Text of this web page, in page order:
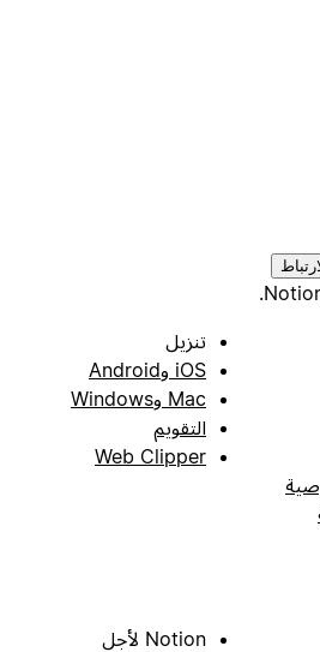
تنزيل
iOS وAndroid
Mac وWindows
التقويم
Web Clipper
Notion لأجل